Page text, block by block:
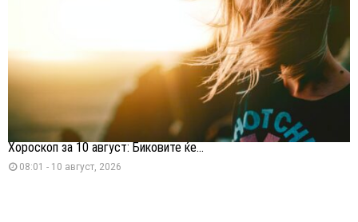
Хороскоп за 10 август: Биковите ќе...
08:01 - 10 август, 2026